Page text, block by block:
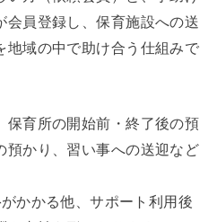
会員登録し、保育施設への送
地域の中で助け合う仕組みで
保育所の開始前・終了後の預
預かり、習い事への送迎など
がかかる他、サポート利用後